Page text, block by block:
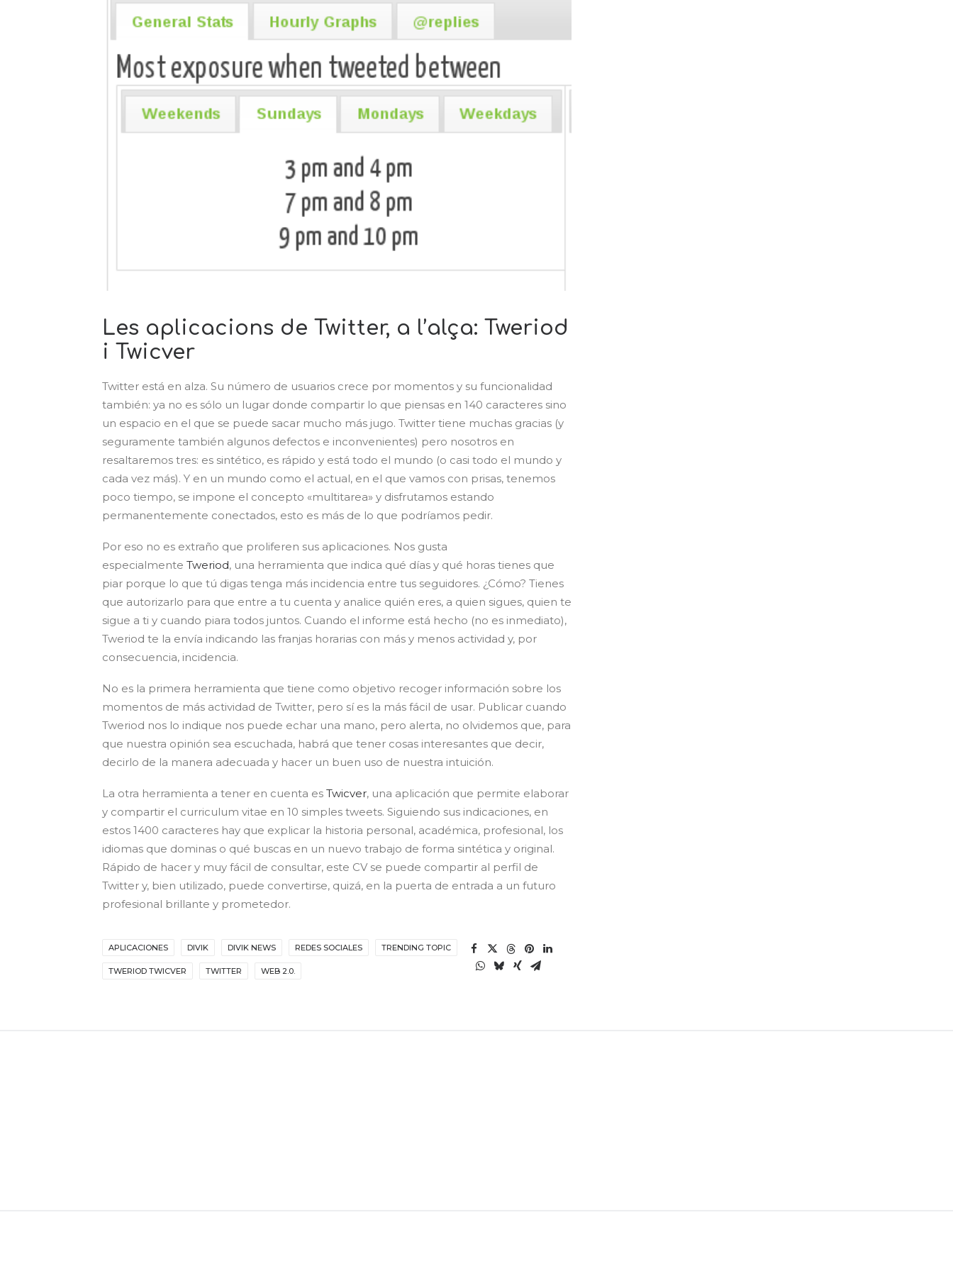
Les aplicacions de Twitter, a l’alça: Tweriod
i Twicver
Twitter está en alza. Su número de usuarios crece por momentos y su funcionalidad
también: ya no es sólo un lugar donde compartir lo que piensas en 140 caracteres sino
un espacio en el que se puede sacar mucho más jugo. Twitter tiene muchas gracias (y
seguramente también algunos defectos e inconvenientes) pero nosotros en
resaltaremos tres: es sintético, es rápido y está todo el mundo (o casi todo el mundo y
cada vez más). Y en un mundo como el actual, en el que vamos con prisas, tenemos
poco tiempo, se impone el concepto «multitarea» y disfrutamos estando
permanentemente conectados, esto es más de lo que podríamos pedir.
Por eso no es extraño que proliferen sus aplicaciones. Nos gusta
especialmente Tweriod, una herramienta que indica qué días y qué horas tienes que
piar porque lo que tú digas tenga más incidencia entre tus seguidores. ¿Cómo? Tienes
que autorizarlo para que entre a tu cuenta y analice quién eres, a quien sigues, quien te
sigue a ti y cuando piara todos juntos. Cuando el informe está hecho (no es inmediato),
Tweriod te la envía indicando las franjas horarias con más y menos actividad y, por
consecuencia, incidencia.
No es la primera herramienta que tiene como objetivo recoger información sobre los
momentos de más actividad de Twitter, pero sí es la más fácil de usar. Publicar cuando
Tweriod nos lo indique nos puede echar una mano, pero alerta, no olvidemos que, para
que nuestra opinión sea escuchada, habrá que tener cosas interesantes que decir,
decirlo de la manera adecuada y hacer un buen uso de nuestra intuición.
La otra herramienta a tener en cuenta es Twicver, una aplicación que permite elaborar
y compartir el curriculum vitae en 10 simples tweets. Siguiendo sus indicaciones, en
estos 1400 caracteres hay que explicar la historia personal, académica, profesional, los
idiomas que dominas o qué buscas en un nuevo trabajo de forma sintética y original.
Rápido de hacer y muy fácil de consultar, este CV se puede compartir al perfil de
Twitter y, bien utilizado, puede convertirse, quizá, en la puerta de entrada a un futuro
profesional brillante y prometedor.
APLICACIONES DIVIK DIVIK NEWS REDES SOCIALES TRENDING TOPIC
TWERIOD TWICVER TWITTER WEB 2.0.